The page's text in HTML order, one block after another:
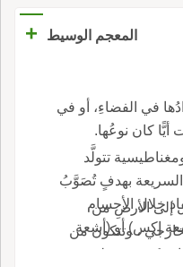
المعجم الوسيط +
في الفضاءِ، أو في
كان نوعُها.
تتولَّد
السريعة بهدفٍ تُصَوَّبُ
خلال الأجسام
إكس) أو (أشعة
إلى الأرضِ من
، وتتكون من
كهرومغنطيسية،